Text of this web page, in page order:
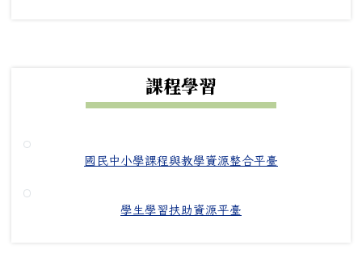
課程學習
國民中小學課程與教學資源整合平臺
學生學習扶助資源平臺